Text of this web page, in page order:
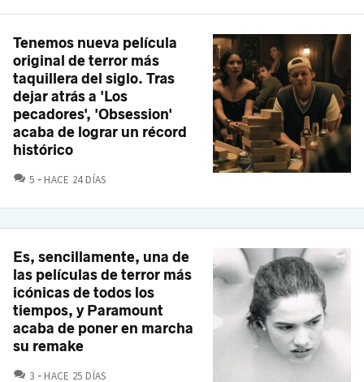
Tenemos nueva película
original de terror más
taquillera del siglo. Tras
dejar atrás a 'Los
pecadores', 'Obsession'
acaba de lograr un récord
histórico
5 COMENTARIOS
HACE 24 DÍAS
Es, sencillamente, una de
las películas de terror más
icónicas de todos los
tiempos, y Paramount
acaba de poner en marcha
su remake
3 COMENTARIOS
HACE 25 DÍAS